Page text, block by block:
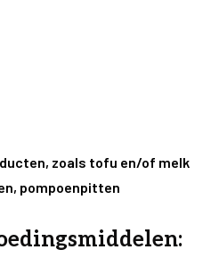
zoals tofu en/of melk
pompoenpitten